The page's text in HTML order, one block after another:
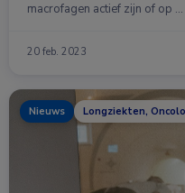
macrofagen actief zijn of op …
20 feb. 2023
Nieuws Longziekten,